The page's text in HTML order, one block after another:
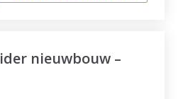
nieuwbouw –